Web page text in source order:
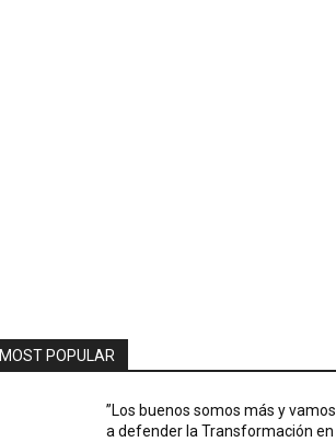
MOST POPULAR
”Los buenos somos más y vamos
a defender la Transformación en